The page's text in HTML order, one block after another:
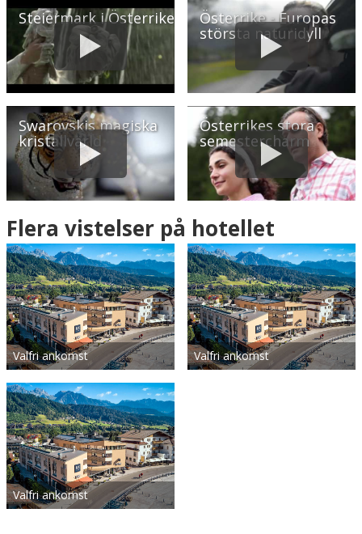
Steiermark i Österrike Österrike - Europas
största naturidyll
Swarovskis magiska
kristallvärld
Österrikes stora
semestercharm
Flera vistelser på hotellet
Valfri ankomst Valfri ankomst
Valfri ankomst